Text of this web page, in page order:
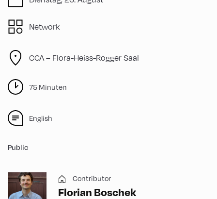
Network
CCA – Flora-Heiss-Rogger Saal
75 Minuten
English
Public
Contributor
Florian Boschek